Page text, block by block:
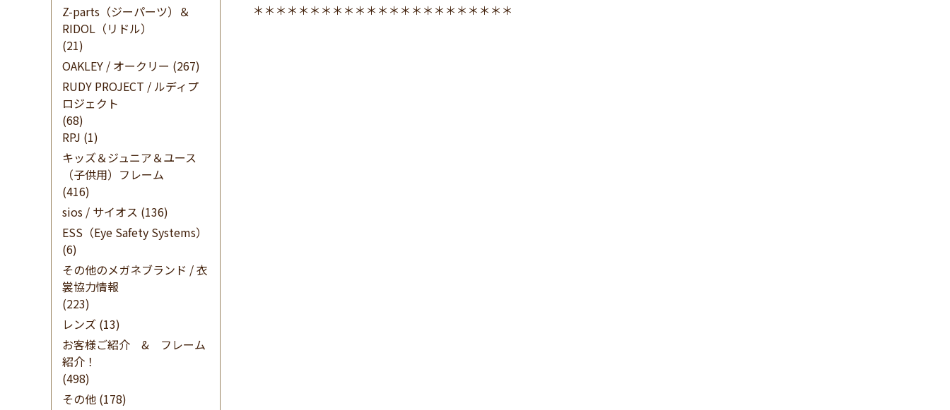
Z-parts（ジーパーツ）＆
RIDOL（リドル）
(21)
OAKLEY / オークリー (267)
RUDY PROJECT / ルディプ
ロジェクト
(68)
RPJ (1)
キッズ＆ジュニア＆ユース
（子供用）フレーム
(416)
sios / サイオス (136)
ESS（Eye Safety Systems）
(6)
その他のメガネブランド / 衣
裳協力情報
(223)
レンズ (13)
お客様ご紹介 & フレーム
紹介！
(498)
その他 (178)
＊＊＊＊＊＊＊＊＊＊＊＊＊＊＊＊＊＊＊＊＊＊＊